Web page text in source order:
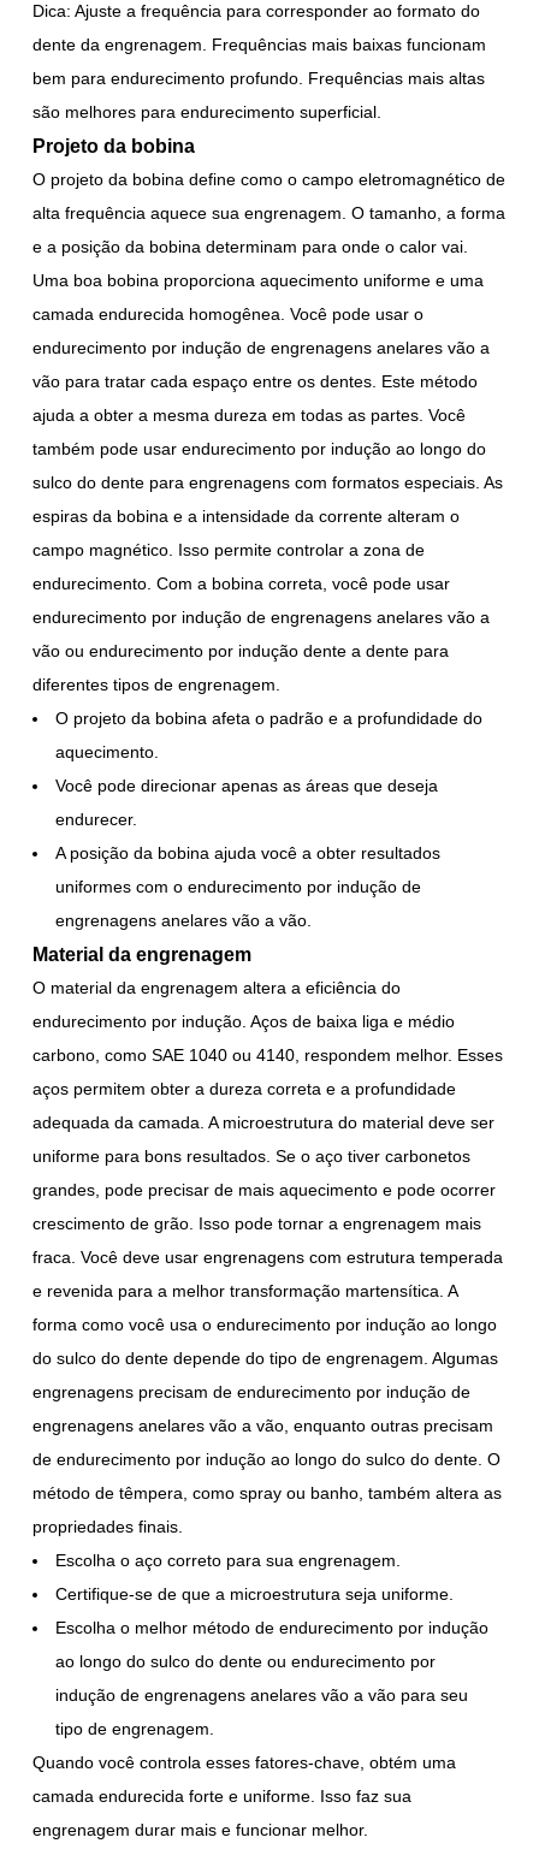
Dica: Ajuste a frequência para corresponder ao formato do
dente da engrenagem. Frequências mais baixas funcionam
bem para endurecimento profundo. Frequências mais altas
são melhores para endurecimento superficial.
Projeto da bobina
O projeto da bobina define como o campo eletromagnético de
alta frequência aquece sua engrenagem. O tamanho, a forma
e a posição da bobina determinam para onde o calor vai.
Uma boa bobina proporciona aquecimento uniforme e uma
camada endurecida homogênea. Você pode usar o
endurecimento por indução de engrenagens anelares vão a
vão para tratar cada espaço entre os dentes. Este método
ajuda a obter a mesma dureza em todas as partes. Você
também pode usar endurecimento por indução ao longo do
sulco do dente para engrenagens com formatos especiais. As
espiras da bobina e a intensidade da corrente alteram o
campo magnético. Isso permite controlar a zona de
endurecimento. Com a bobina correta, você pode usar
endurecimento por indução de engrenagens anelares vão a
vão ou endurecimento por indução dente a dente para
diferentes tipos de engrenagem.
O projeto da bobina afeta o padrão e a profundidade do
aquecimento.
Você pode direcionar apenas as áreas que deseja
endurecer.
A posição da bobina ajuda você a obter resultados
uniformes com o endurecimento por indução de
engrenagens anelares vão a vão.
Material da engrenagem
O material da engrenagem altera a eficiência do
endurecimento por indução. Aços de baixa liga e médio
carbono, como SAE 1040 ou 4140, respondem melhor. Esses
aços permitem obter a dureza correta e a profundidade
adequada da camada. A microestrutura do material deve ser
uniforme para bons resultados. Se o aço tiver carbonetos
grandes, pode precisar de mais aquecimento e pode ocorrer
crescimento de grão. Isso pode tornar a engrenagem mais
fraca. Você deve usar engrenagens com estrutura temperada
e revenida para a melhor transformação martensítica. A
forma como você usa o endurecimento por indução ao longo
do sulco do dente depende do tipo de engrenagem. Algumas
engrenagens precisam de endurecimento por indução de
engrenagens anelares vão a vão, enquanto outras precisam
de endurecimento por indução ao longo do sulco do dente. O
método de têmpera, como spray ou banho, também altera as
propriedades finais.
Escolha o aço correto para sua engrenagem.
Certifique-se de que a microestrutura seja uniforme.
Escolha o melhor método de endurecimento por indução
ao longo do sulco do dente ou endurecimento por
indução de engrenagens anelares vão a vão para seu
tipo de engrenagem.
Quando você controla esses fatores-chave, obtém uma
camada endurecida forte e uniforme. Isso faz sua
engrenagem durar mais e funcionar melhor.